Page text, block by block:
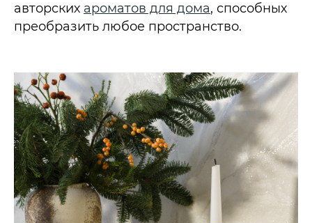
авторских ароматов для дома, способных
преобразить любое пространство.